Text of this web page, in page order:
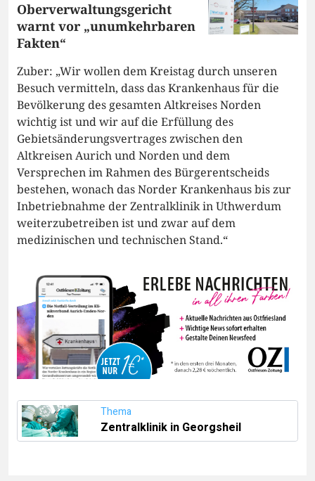
Oberverwaltungsgericht
warnt vor „unumkehrbaren
Fakten“
Zuber: „Wir wollen dem Kreistag durch unseren
Besuch vermitteln, dass das Krankenhaus für die
Bevölkerung des gesamten Altkreises Norden
wichtig ist und wir auf die Erfüllung des
Gebietsänderungsvertrages zwischen den
Altkreisen Aurich und Norden und dem
Versprechen im Rahmen des Bürgerentscheids
bestehen, wonach das Norder Krankenhaus bis zur
Inbetriebnahme der Zentralklinik in Uthwerdum
weiterzubetreiben ist und zwar auf dem
medizinischen und technischen Stand.“
Thema
Zentralklinik in Georgsheil